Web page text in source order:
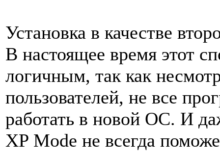
Установка в качестве
В настоящее время этот
логичным, так как
пользователей, не все
работать в новой ОС. И
XP Mode не всегда